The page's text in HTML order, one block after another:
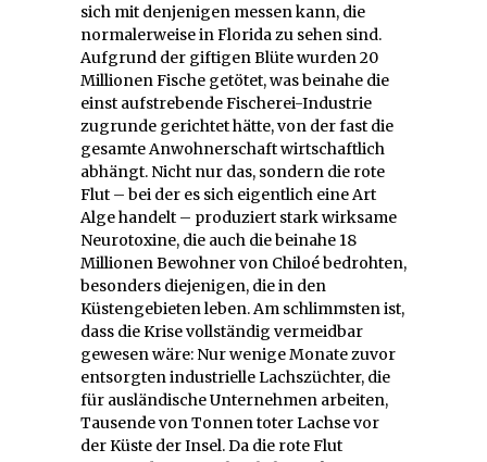
sich mit denjenigen messen kann, die
normalerweise in Florida zu sehen sind.
Aufgrund der giftigen Blüte wurden 20
Millionen Fische getötet, was beinahe die
einst aufstrebende Fischerei-Industrie
zugrunde gerichtet hätte, von der fast die
gesamte Anwohnerschaft wirtschaftlich
abhängt. Nicht nur das, sondern die rote
Flut – bei der es sich eigentlich eine Art
Alge handelt – produziert stark wirksame
Neurotoxine, die auch die beinahe 18
Millionen Bewohner von Chiloé bedrohten,
besonders diejenigen, die in den
Küstengebieten leben. Am schlimmsten ist,
dass die Krise vollständig vermeidbar
gewesen wäre: Nur wenige Monate zuvor
entsorgten industrielle Lachszüchter, die
für ausländische Unternehmen arbeiten,
Tausende von Tonnen toter Lachse vor
der Küste der Insel. Da die rote Flut